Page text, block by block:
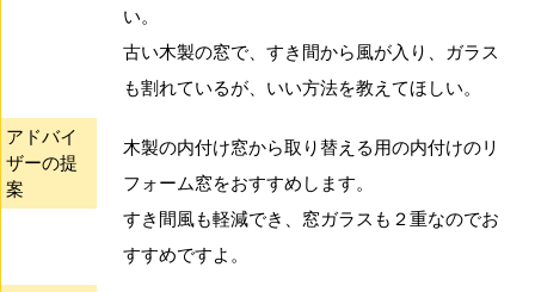
い。
古い木製の窓で、すき間から風が入り、ガラス
も割れているが、いい方法を教えてほしい。
アドバイ
ザーの提
案
木製の内付け窓から取り替える用の内付けのリ
フォーム窓をおすすめします。
すき間風も軽減でき、窓ガラスも２重なのでお
すすめですよ。